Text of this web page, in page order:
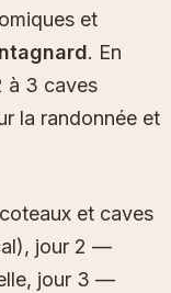
et
. En
à 3 caves
la randonnée et
et caves
jour 2 —
jour 3 —